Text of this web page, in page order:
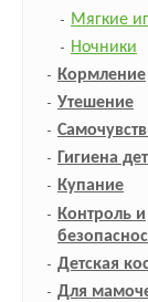
Мягкие
Ночники
Кормление
Утешение
Гигиена
Купание
Контроль и
Детская
Для